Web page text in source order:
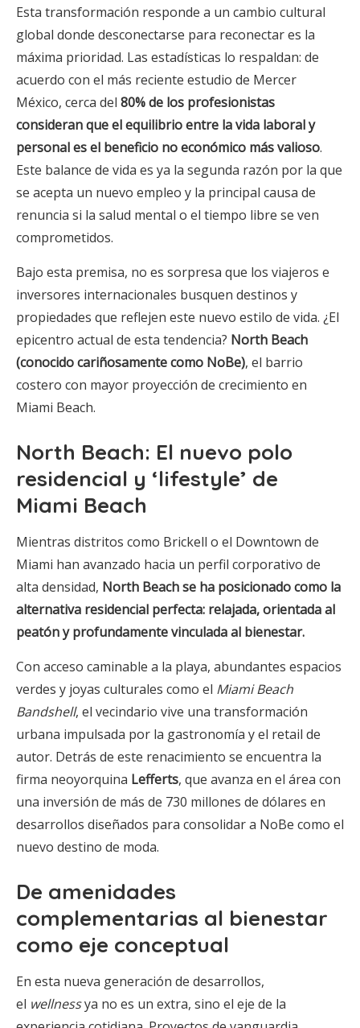
Esta transformación responde a un cambio cultural
global donde desconectarse para reconectar es la
máxima prioridad. Las estadísticas lo respaldan: de
acuerdo con el más reciente estudio de Mercer
México, cerca del 80% de los profesionistas
consideran que el equilibrio entre la vida laboral y
personal es el beneficio no económico más valioso.
Este balance de vida es ya la segunda razón por la que
se acepta un nuevo empleo y la principal causa de
renuncia si la salud mental o el tiempo libre se ven
comprometidos.
Bajo esta premisa, no es sorpresa que los viajeros e
inversores internacionales busquen destinos y
propiedades que reflejen este nuevo estilo de vida. ¿El
epicentro actual de esta tendencia? North Beach
(conocido cariñosamente como NoBe), el barrio
costero con mayor proyección de crecimiento en
Miami Beach.
North Beach: El nuevo polo
residencial y ‘lifestyle’ de
Miami Beach
Mientras distritos como Brickell o el Downtown de
Miami han avanzado hacia un perfil corporativo de
alta densidad, North Beach se ha posicionado como la
alternativa residencial perfecta: relajada, orientada al
peatón y profundamente vinculada al bienestar.
Con acceso caminable a la playa, abundantes espacios
verdes y joyas culturales como el Miami Beach
Bandshell, el vecindario vive una transformación
urbana impulsada por la gastronomía y el retail de
autor. Detrás de este renacimiento se encuentra la
firma neoyorquina Lefferts, que avanza en el área con
una inversión de más de 730 millones de dólares en
desarrollos diseñados para consolidar a NoBe como el
nuevo destino de moda.
De amenidades
complementarias al bienestar
como eje conceptual
En esta nueva generación de desarrollos,
el wellnessya no es un extra, sino el eje de la